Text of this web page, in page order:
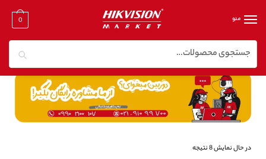
منو 0
خانه / دوربین مدار بسته تحت شبکه
در حال نمایش 8 نتیجه